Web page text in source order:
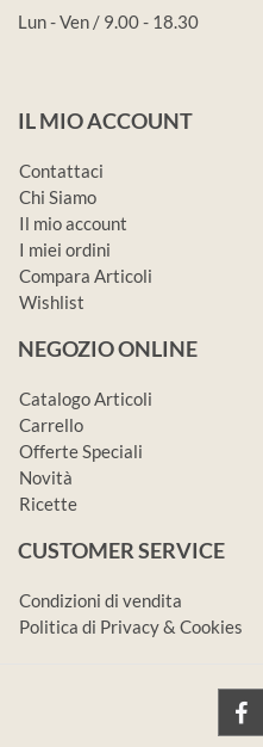
Lun - Ven / 9.00 - 18.30
IL MIO ACCOUNT
Contattaci
Chi Siamo
Il mio account
I miei ordini
Compara Articoli
Wishlist
NEGOZIO ONLINE
Catalogo Articoli
Carrello
Offerte Speciali
Novità
Ricette
CUSTOMER SERVICE
Condizioni di vendita
Politica di Privacy & Cookies